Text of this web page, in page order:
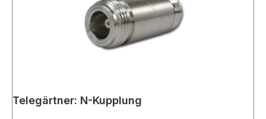
Telegärtner: N-Kupplung